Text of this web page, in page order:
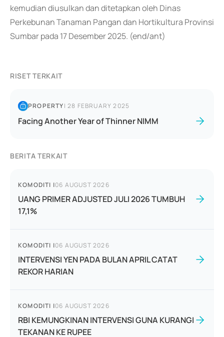
kemudian diusulkan dan ditetapkan oleh Dinas
Perkebunan Tanaman Pangan dan Hortikultura Provinsi
Sumbar pada 17 Desember 2025. (end/ant)
RISET TERKAIT
PROPERTY|28 FEBRUARY 2025
Facing Another Year of Thinner NIMM
BERITA TERKAIT
KOMODITI |06 AUGUST 2026
UANG PRIMER ADJUSTED JULI 2026 TUMBUH
17,1%
KOMODITI |06 AUGUST 2026
INTERVENSI YEN PADA BULAN APRIL CATAT
REKOR HARIAN
KOMODITI |06 AUGUST 2026
RBI KEMUNGKINAN INTERVENSI GUNA KURANGI
TEKANAN KE RUPEE